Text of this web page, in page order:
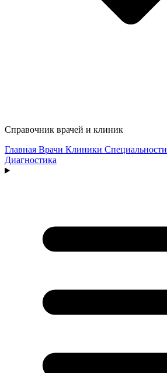
Справочник врачей и клиник
Главная Врачи Клиники Специальности
Диагностика